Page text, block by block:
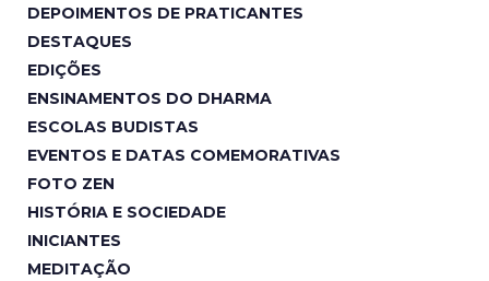
DEPOIMENTOS DE PRATICANTES
DESTAQUES
EDIÇÕES
ENSINAMENTOS DO DHARMA
ESCOLAS BUDISTAS
EVENTOS E DATAS COMEMORATIVAS
FOTO ZEN
HISTÓRIA E SOCIEDADE
INICIANTES
MEDITAÇÃO